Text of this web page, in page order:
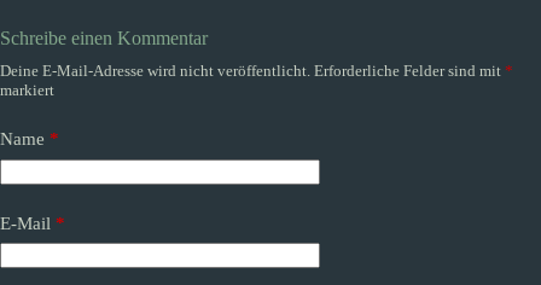
Schreibe einen Kommentar
Deine E-Mail-Adresse wird nicht veröffentlicht. Erforderliche Felder sind mit *
markiert
Name *
E-Mail *